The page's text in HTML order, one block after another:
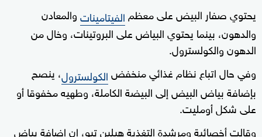
يحتوي صفار البيض على معظم الفيتاميناتوالمعادن
والدهون، بينما يحتوي البياض على البروتينات، وخال من
الدهون والكولسترول.
وفي حال اتباع نظام غذائي منخفضالكولسترول، ينصح
بإضافة بياض البيض إلى البيضة الكاملة، وطهيه مخفوقا أو
على شكل أومليت.
وقالت أخصائية ومرشدة التغذية هيلين تيو، إن إضافة بياض